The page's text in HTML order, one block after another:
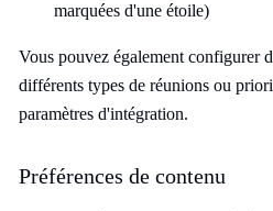
marquées d'une étoile)
Vous pouvez également configurer
différents types de réunions ou
paramètres d'intégration.
Préférences de contenu